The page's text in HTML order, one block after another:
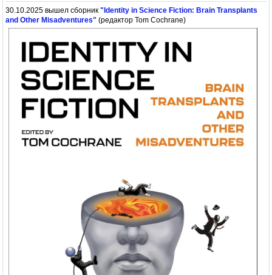
30.10.2025 вышел сборник "Identity in Science Fiction: Brain Transplants
and Other Misadventures" (редактор Tom Cochrane)